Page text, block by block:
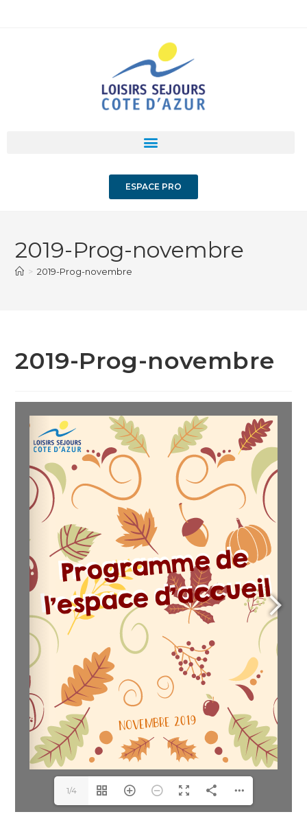
ESPACE PRO
2019-Prog-novembre
> 2019-Prog-novembre
2019-Prog-novembre
1/4